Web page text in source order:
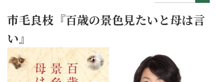
市毛良枝『百歳の景色見たいと母は言
い』